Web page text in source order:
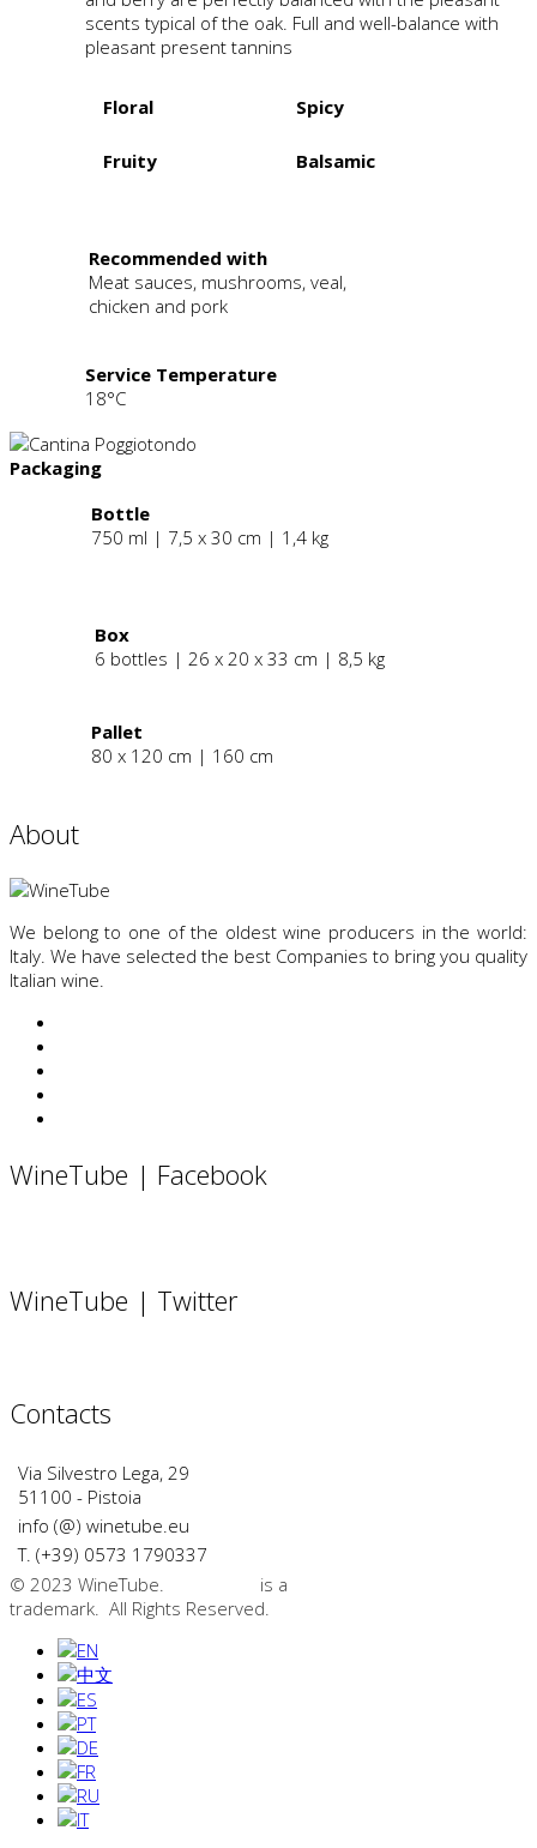
scents typical of the oak. Full and well-balance with
pleasant present tannins
Floral Spicy
Fruity
Balsamic
Recommended with
Meat sauces, mushrooms, veal,
chicken and pork
Service Temperature
18°C
Packaging
Bottle
750 ml | 7,5 x 30 cm | 1,4 kg
Box
6 bottles | 26 x 20 x 33 cm | 8,5 kg
Pallet
80 x 120 cm | 160 cm
About
We belong to one of the oldest wine producers in the world:
Italy. We have selected the best Companies to bring you quality
Italian wine.
WineTube | Facebook
WineTube | Twitter
Contacts
Via Silvestro Lega, 29
51100 - Pistoia
info (@) winetube.eu
T. (+39) 0573 1790337
© 2023 WineTube.
is a
trademark. All Rights Reserved.